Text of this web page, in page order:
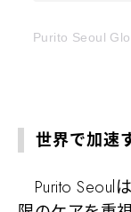
Purito Seoul
世界で加速
Purito Seoul